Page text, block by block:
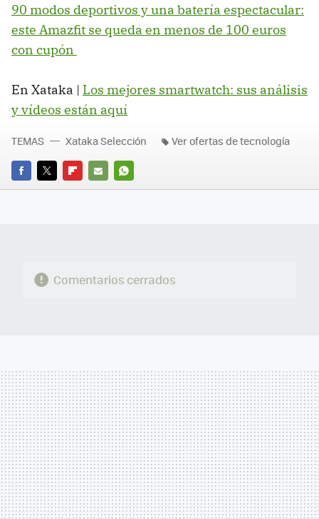
90 modos deportivos y una batería espectacular:
este Amazfit se queda en menos de 100 euros
con cupón
En Xataka | Los mejores smartwatch: sus análisis
y vídeos están aquí
FACEBOOK
TWITTERFLIPBOARD
E-
WHATSAPP
TEMAS Xataka Selección Ver ofertas de tecnología
Comentarios cerrados